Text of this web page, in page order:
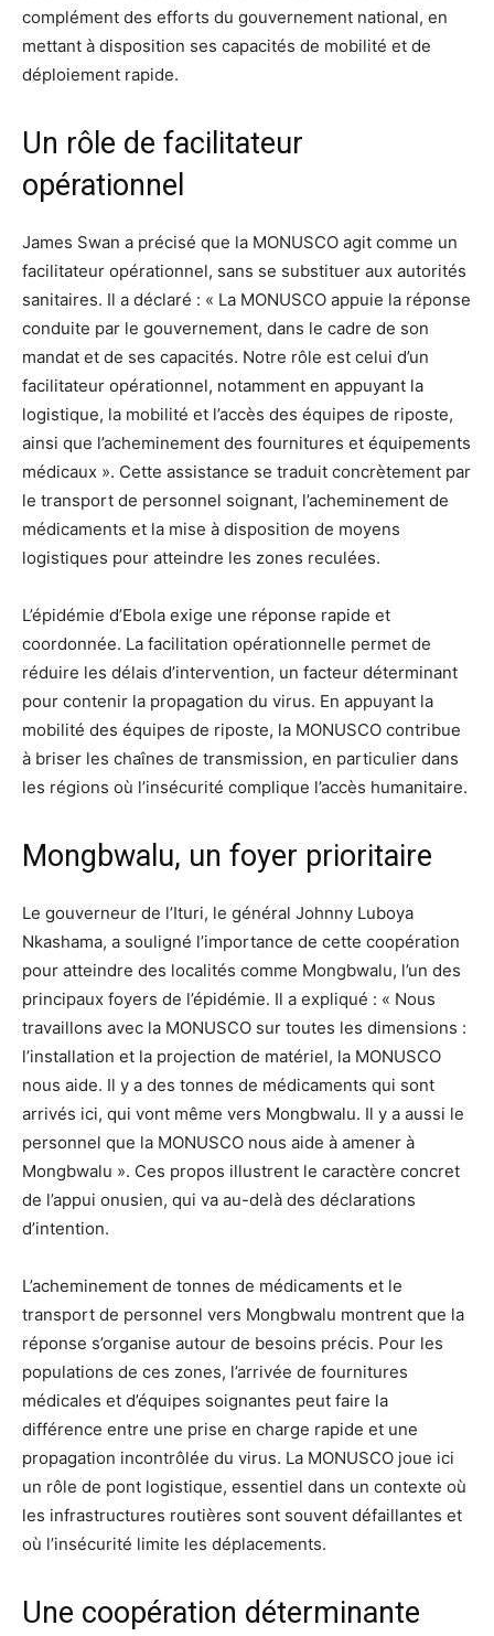
complément des efforts du gouvernement national, en
mettant à disposition ses capacités de mobilité et de
déploiement rapide.
Un rôle de facilitateur
opérationnel
James Swan a précisé que la MONUSCO agit comme un
facilitateur opérationnel, sans se substituer aux autorités
sanitaires. Il a déclaré : « La MONUSCO appuie la réponse
conduite par le gouvernement, dans le cadre de son
mandat et de ses capacités. Notre rôle est celui d’un
facilitateur opérationnel, notamment en appuyant la
logistique, la mobilité et l’accès des équipes de riposte,
ainsi que l’acheminement des fournitures et équipements
médicaux ». Cette assistance se traduit concrètement par
le transport de personnel soignant, l’acheminement de
médicaments et la mise à disposition de moyens
logistiques pour atteindre les zones reculées.
L’épidémie d’Ebola exige une réponse rapide et
coordonnée. La facilitation opérationnelle permet de
réduire les délais d’intervention, un facteur déterminant
pour contenir la propagation du virus. En appuyant la
mobilité des équipes de riposte, la MONUSCO contribue
à briser les chaînes de transmission, en particulier dans
les régions où l’insécurité complique l’accès humanitaire.
Mongbwalu, un foyer prioritaire
Le gouverneur de l’Ituri, le général Johnny Luboya
Nkashama, a souligné l’importance de cette coopération
pour atteindre des localités comme Mongbwalu, l’un des
principaux foyers de l’épidémie. Il a expliqué : « Nous
travaillons avec la MONUSCO sur toutes les dimensions :
l’installation et la projection de matériel, la MONUSCO
nous aide. Il y a des tonnes de médicaments qui sont
arrivés ici, qui vont même vers Mongbwalu. Il y a aussi le
personnel que la MONUSCO nous aide à amener à
Mongbwalu ». Ces propos illustrent le caractère concret
de l’appui onusien, qui va au-delà des déclarations
d’intention.
L’acheminement de tonnes de médicaments et le
transport de personnel vers Mongbwalu montrent que la
réponse s’organise autour de besoins précis. Pour les
populations de ces zones, l’arrivée de fournitures
médicales et d’équipes soignantes peut faire la
différence entre une prise en charge rapide et une
propagation incontrôlée du virus. La MONUSCO joue ici
un rôle de pont logistique, essentiel dans un contexte où
les infrastructures routières sont souvent défaillantes et
où l’insécurité limite les déplacements.
Une coopération déterminante